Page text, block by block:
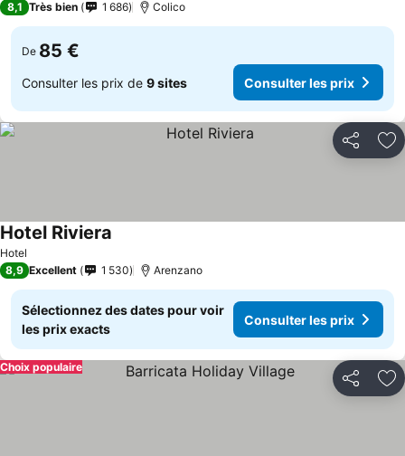
8,1 Très bien 1 686 Colico
De 85 €
Consulter les prix de 9 sites Consulter les prix
Partager
Hotel
Hotel Riviera
8,9 Excellent 1 530 Arenzano
Sélectionnez des dates pour voir
les prix exacts
Consulter les prix
Partager
Choix populaire